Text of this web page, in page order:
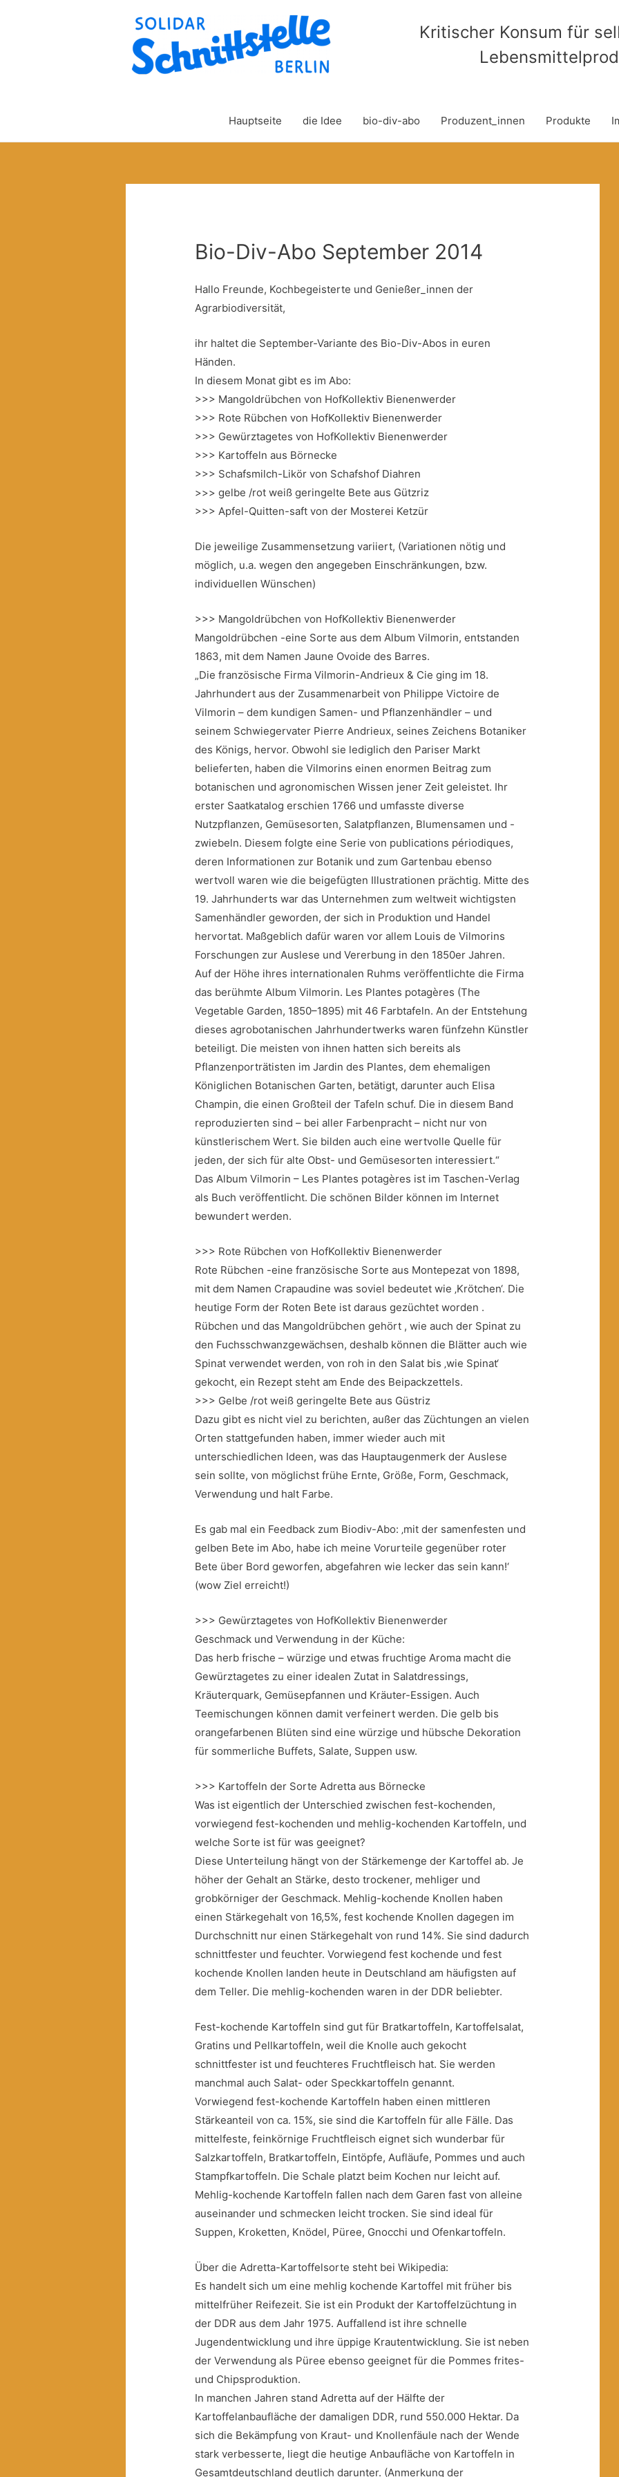
Kritischer Konsum für
Hauptseite die Idee bio-div-abo Produzent_innen Produkte
Bio-Div-Abo September 2014
Hallo Freunde, Kochbegeisterte und Genießer_innen der
Agrarbiodiversität,
ihr haltet die September-Variante des Bio-Div-Abos in euren
Händen.
In diesem Monat gibt es im Abo:
>>> Mangoldrübchen von HofKollektiv Bienenwerder
>>> Rote Rübchen von HofKollektiv Bienenwerder
>>> Gewürztagetes von HofKollektiv Bienenwerder
>>> Kartoffeln aus Börnecke
>>> Schafsmilch-Likör von Schafshof Diahren
>>> gelbe /rot weiß geringelte Bete aus Gützriz
>>> Apfel-Quitten-saft von der Mosterei Ketzür
Die jeweilige Zusammensetzung variiert, (Variationen nötig und
möglich, u.a. wegen den angegeben Einschränkungen, bzw.
individuellen Wünschen)
>>> Mangoldrübchen von HofKollektiv Bienenwerder
Mangoldrübchen -eine Sorte aus dem Album Vilmorin, entstanden
1863, mit dem Namen Jaune Ovoide des Barres.
„Die französische Firma Vilmorin-Andrieux & Cie ging im 18.
Jahrhundert aus der Zusammenarbeit von Philippe Victoire de
Vilmorin – dem kundigen Samen- und Pflanzenhändler – und
seinem Schwiegervater Pierre Andrieux, seines Zeichens Botaniker
des Königs, hervor. Obwohl sie lediglich den Pariser Markt
belieferten, haben die Vilmorins einen enormen Beitrag zum
botanischen und agronomischen Wissen jener Zeit geleistet. Ihr
erster Saatkatalog erschien 1766 und umfasste diverse
Nutzpflanzen, Gemüsesorten, Salatpflanzen, Blumensamen und -
zwiebeln. Diesem folgte eine Serie von publications périodiques,
deren Informationen zur Botanik und zum Gartenbau ebenso
wertvoll waren wie die beigefügten Illustrationen prächtig. Mitte des
19. Jahrhunderts war das Unternehmen zum weltweit wichtigsten
Samenhändler geworden, der sich in Produktion und Handel
hervortat. Maßgeblich dafür waren vor allem Louis de Vilmorins
Forschungen zur Auslese und Vererbung in den 1850er Jahren.
Auf der Höhe ihres internationalen Ruhms veröffentlichte die Firma
das berühmte Album Vilmorin. Les Plantes potagères (The
Vegetable Garden, 1850–1895) mit 46 Farbtafeln. An der Entstehung
dieses agrobotanischen Jahrhundertwerks waren fünfzehn Künstler
beteiligt. Die meisten von ihnen hatten sich bereits als
Pflanzenporträtisten im Jardin des Plantes, dem ehemaligen
Königlichen Botanischen Garten, betätigt, darunter auch Elisa
Champin, die einen Großteil der Tafeln schuf. Die in diesem Band
reproduzierten sind – bei aller Farbenpracht – nicht nur von
künstlerischem Wert. Sie bilden auch eine wertvolle Quelle für
jeden, der sich für alte Obst- und Gemüsesorten interessiert.“
Das Album Vilmorin – Les Plantes potagères ist im Taschen-Verlag
als Buch veröffentlicht. Die schönen Bilder können im Internet
bewundert werden.
>>> Rote Rübchen von HofKollektiv Bienenwerder
Rote Rübchen -eine französische Sorte aus Montepezat von 1898,
mit dem Namen Crapaudine was soviel bedeutet wie ‚Krötchen‘. Die
heutige Form der Roten Bete ist daraus gezüchtet worden .
Rübchen und das Mangoldrübchen gehört , wie auch der Spinat zu
den Fuchsschwanzgewächsen, deshalb können die Blätter auch wie
Spinat verwendet werden, von roh in den Salat bis ‚wie Spinat‘
gekocht, ein Rezept steht am Ende des Beipackzettels.
>>> Gelbe /rot weiß geringelte Bete aus Güstriz
Dazu gibt es nicht viel zu berichten, außer das Züchtungen an vielen
Orten stattgefunden haben, immer wieder auch mit
unterschiedlichen Ideen, was das Hauptaugenmerk der Auslese
sein sollte, von möglichst frühe Ernte, Größe, Form, Geschmack,
Verwendung und halt Farbe.
Es gab mal ein Feedback zum Biodiv-Abo: ‚mit der samenfesten und
gelben Bete im Abo, habe ich meine Vorurteile gegenüber roter
Bete über Bord geworfen, abgefahren wie lecker das sein kann!‘
(wow Ziel erreicht!)
>>> Gewürztagetes von HofKollektiv Bienenwerder
Geschmack und Verwendung in der Küche:
Das herb frische – würzige und etwas fruchtige Aroma macht die
Gewürztagetes zu einer idealen Zutat in Salatdressings,
Kräuterquark, Gemüsepfannen und Kräuter-Essigen. Auch
Teemischungen können damit verfeinert werden. Die gelb bis
orangefarbenen Blüten sind eine würzige und hübsche Dekoration
für sommerliche Buffets, Salate, Suppen usw.
>>> Kartoffeln der Sorte Adretta aus Börnecke
Was ist eigentlich der Unterschied zwischen fest-kochenden,
vorwiegend fest-kochenden und mehlig-kochenden Kartoffeln, und
welche Sorte ist für was geeignet?
Diese Unterteilung hängt von der Stärkemenge der Kartoffel ab. Je
höher der Gehalt an Stärke, desto trockener, mehliger und
grobkörniger der Geschmack. Mehlig-kochende Knollen haben
einen Stärkegehalt von 16,5%, fest kochende Knollen dagegen im
Durchschnitt nur einen Stärkegehalt von rund 14%. Sie sind dadurch
schnittfester und feuchter. Vorwiegend fest kochende und fest
kochende Knollen landen heute in Deutschland am häufigsten auf
dem Teller. Die mehlig-kochenden waren in der DDR beliebter.
Fest-kochende Kartoffeln sind gut für Bratkartoffeln, Kartoffelsalat,
Gratins und Pellkartoffeln, weil die Knolle auch gekocht
schnittfester ist und feuchteres Fruchtfleisch hat. Sie werden
manchmal auch Salat- oder Speckkartoffeln genannt.
Vorwiegend fest-kochende Kartoffeln haben einen mittleren
Stärkeanteil von ca. 15%, sie sind die Kartoffeln für alle Fälle. Das
mittelfeste, feinkörnige Fruchtfleisch eignet sich wunderbar für
Salzkartoffeln, Bratkartoffeln, Eintöpfe, Aufläufe, Pommes und auch
Stampfkartoffeln. Die Schale platzt beim Kochen nur leicht auf.
Mehlig-kochende Kartoffeln fallen nach dem Garen fast von alleine
auseinander und schmecken leicht trocken. Sie sind ideal für
Suppen, Kroketten, Knödel, Püree, Gnocchi und Ofenkartoffeln.
Über die Adretta-Kartoffelsorte steht bei Wikipedia:
Es handelt sich um eine mehlig kochende Kartoffel mit früher bis
mittelfrüher Reifezeit. Sie ist ein Produkt der Kartoffelzüchtung in
der DDR aus dem Jahr 1975. Auffallend ist ihre schnelle
Jugendentwicklung und ihre üppige Krautentwicklung. Sie ist neben
der Verwendung als Püree ebenso geeignet für die Pommes frites-
und Chipsproduktion.
In manchen Jahren stand Adretta auf der Hälfte der
Kartoffelanbaufläche der damaligen DDR, rund 550.000 Hektar. Da
sich die Bekämpfung von Kraut- und Knollenfäule nach der Wende
stark verbesserte, liegt die heutige Anbaufläche von Kartoffeln in
Gesamtdeutschland deutlich darunter. (Anmerkung der